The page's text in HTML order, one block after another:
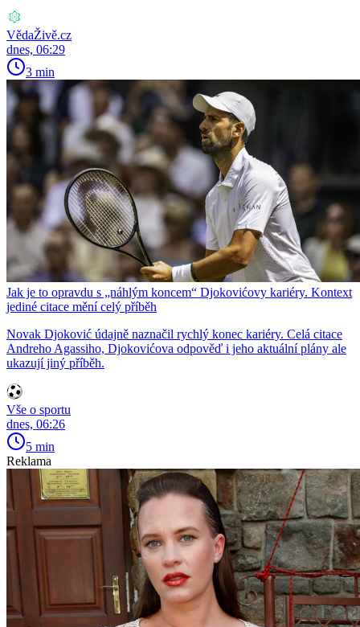
VědaŽivě.cz
dnes, 06:29
3 min
Jak je to opravdu s „náhlým koncem“ Djokovićovy kariéry. Kontext
jediné citace mění celý příběh
Novak Djoković údajně naznačil rychlý konec kariéry. Celá citace
Andreho Agassiho, Djokovićova odpověď i jeho aktuální plány ale
ukazují jiný příběh.
Vše o sportu
dnes, 06:26
5 min
Reklama